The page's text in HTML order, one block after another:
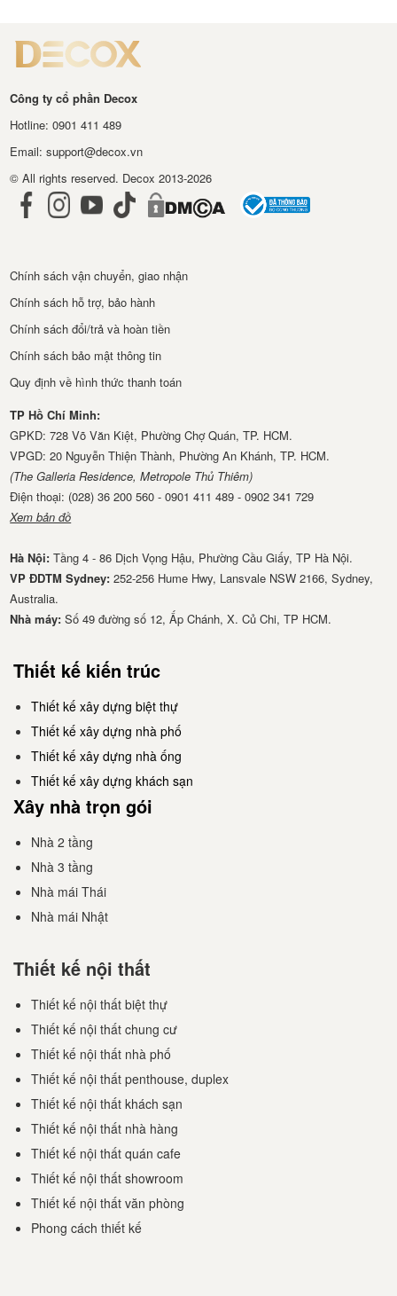
Công ty cổ phần Decox
Hotline: 0901 411 489
Email: support@decox.vn
© All rights reserved. Decox 2013-2026
Chính sách vận chuyển, giao nhận
Chính sách hỗ trợ, bảo hành
Chính sách đổi/trả và hoàn tiền
Chính sách bảo mật thông tin
Quy định về hình thức thanh toán
TP Hồ Chí Minh:
GPKD: 728 Võ Văn Kiệt, Phường Chợ Quán, TP. HCM.
VPGD: 20 Nguyễn Thiện Thành, Phường An Khánh, TP. HCM.
(The Galleria Residence, Metropole Thủ Thiêm)
Điện thoại: (028) 36 200 560 - 0901 411 489 - 0902 341 729
Xem bản đồ
Hà Nội:Tầng 4 - 86 Dịch Vọng Hậu, Phường Cầu Giấy, TP Hà Nội.
VP ĐDTM Sydney: 252-256 Hume Hwy, Lansvale NSW 2166, Sydney,
Australia.
Nhà má​y: Số 49 đường số 12, Ấp Chánh, X. Củ Chi, TP HCM.
Thiết kế kiến trúc
Thiết kế xây dựng biệt thự
Thiết kế xây dựng nhà phố
Thiết kế xây dựng nhà ống
Thiết kế xây dựng khách sạn
Xây nhà trọn gói
Nhà 2 tầng
Nhà 3 tầng
Nhà mái Thái
Nhà mái Nhật
Thiết kế nội thất
Thiết kế nội thất biệt thự
Thiết kế nội thất chung cư
Thiết kế nội thất nhà phố
Thiết kế nội thất penthouse, duplex
Thiết kế nội thất khách sạn
Thiết kế nội thất nhà hàng
Thiết kế nội thất quán cafe
Thiết kế nội thất showroom
Thiết kế nội thất văn phòng
Phong cách thiết kế